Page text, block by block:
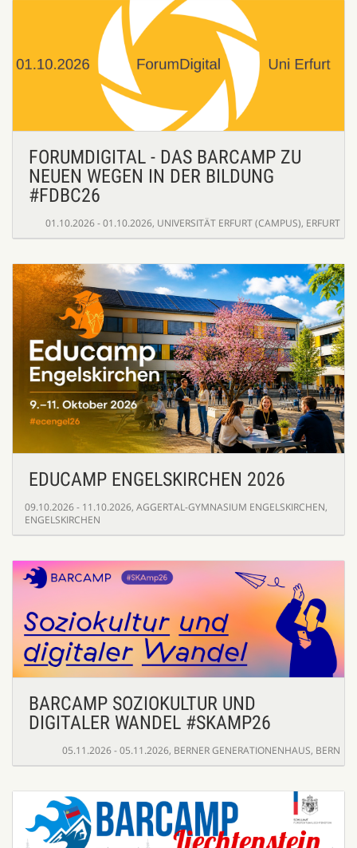
FORUMDIGITAL - DAS BARCAMP ZU
NEUEN WEGEN IN DER BILDUNG
#FDBC26
01.10.2026 - 01.10.2026, UNIVERSITÄT ERFURT (CAMPUS), ERFURT
EDUCAMP ENGELSKIRCHEN 2026
09.10.2026 - 11.10.2026, AGGERTAL-GYMNASIUM ENGELSKIRCHEN,
ENGELSKIRCHEN
BARCAMP SOZIOKULTUR UND
DIGITALER WANDEL #SKAMP26
05.11.2026 - 05.11.2026, BERNER GENERATIONENHAUS, BERN